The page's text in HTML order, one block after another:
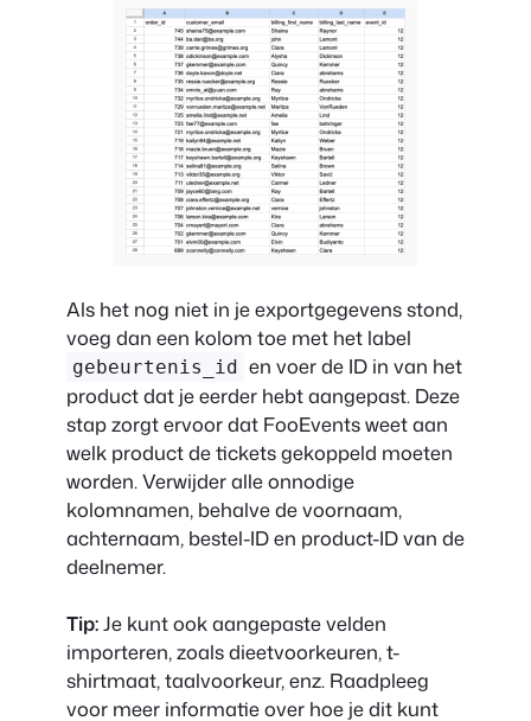
Als het nog niet in je exportgegevens stond,
voeg dan een kolom toe met het label
gebeurtenis_id en voer de ID in van het
product dat je eerder hebt aangepast. Deze
stap zorgt ervoor dat FooEvents weet aan
welk product de tickets gekoppeld moeten
worden. Verwijder alle onnodige
kolomnamen, behalve de voornaam,
achternaam, bestel-ID en product-ID van de
deelnemer.
Tip:Je kunt ook aangepaste velden
importeren, zoals dieetvoorkeuren, t-
shirtmaat, taalvoorkeur, enz. Raadpleeg
voor meer informatie over hoe je dit kunt